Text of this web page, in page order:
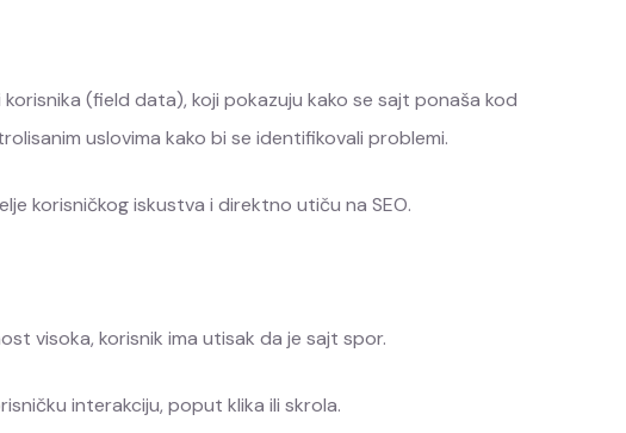
(field data), koji pokazuju kako se sajt ponaša kod
uslovima kako bi se identifikovali problemi.
korisničkog iskustva i direktno utiču na SEO.
visoka, korisnik ima utisak da je sajt spor.
interakciju, poput klika ili skrola.